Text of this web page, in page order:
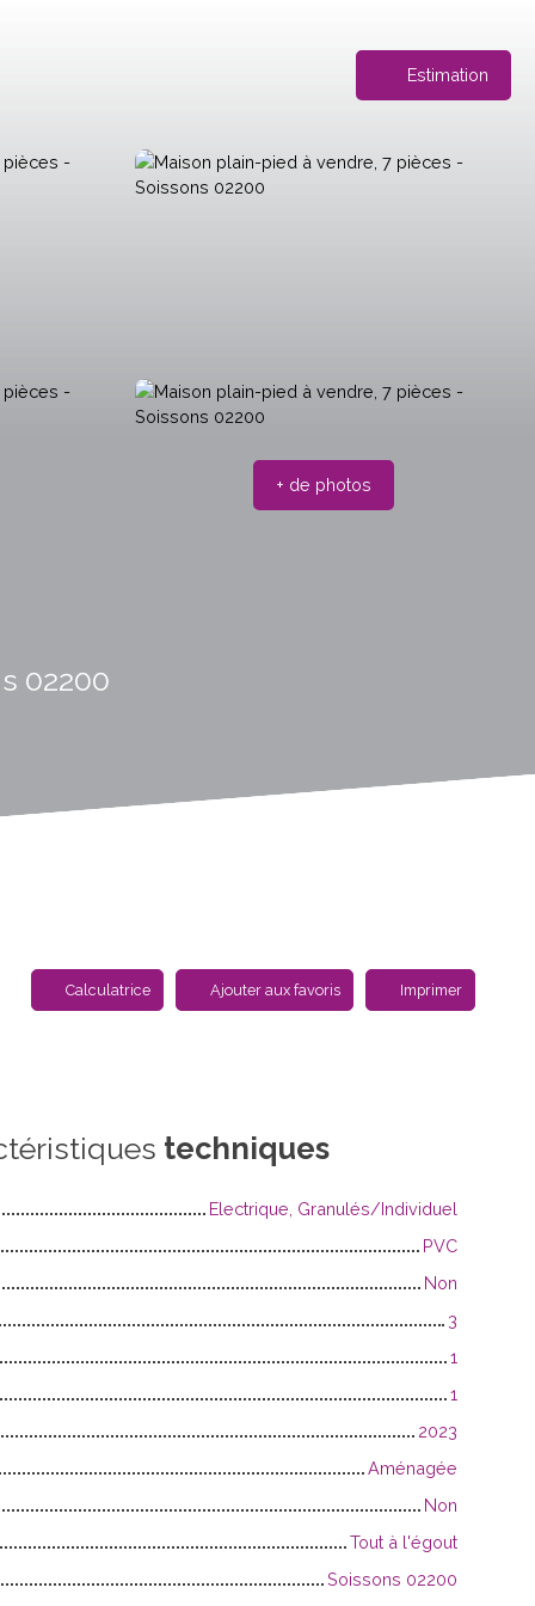
Estimation
+ de photos
02200
Calculatrice Ajouter aux favoris Imprimer
techniques
Electrique, Granulés/Individuel
PVC
Non
3
1
1
2023
Aménagée
Non
Tout à l'égout
Soissons 02200